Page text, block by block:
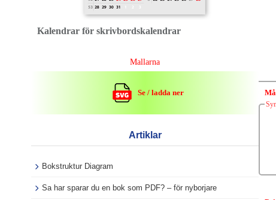
Kalendrar för skrivbordskalendrar
Mallarna
Se / ladda ner
Artiklar
Bokstruktur Diagram
Sa har sparar du en bok som PDF? – för nyborjare